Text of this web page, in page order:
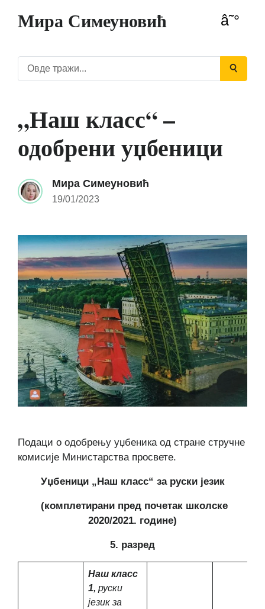
Мира Симеуновић
„Наш класс“ –
одобрени уџбеници
Мира Симеуновић
19/01/2023
Подаци о одобрењу уџбеника од стране стручне
комисије Министарства просвете.
Уџбеници „Наш класс“ за руски језик
(комплетирани пред почетак школске
2020/2021. године)
5. разред
Наш класс
1, руски
језик за